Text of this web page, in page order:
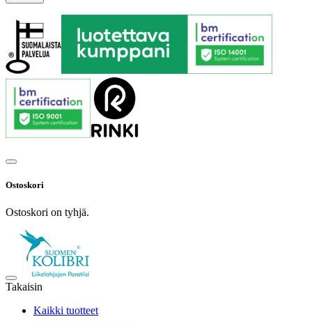
Ostoskori
Ostoskori on tyhjä.
Takaisin
Kaikki tuotteet